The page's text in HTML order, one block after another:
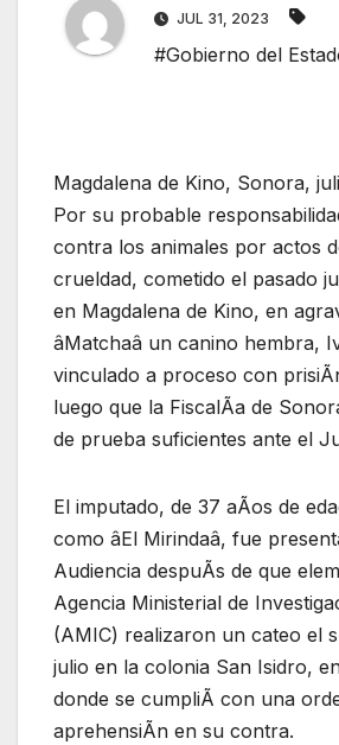
JUL 31, 2023
#Gobierno del
Magdalena de Kino, Sonora,
Por su probable
contra los animales por actos
crueldad, cometido el pasado
en Magdalena de Kino, en
âMatchaâ un canino hembra,
vinculado a proceso con
luego que la FiscalÃa de
de prueba suficientes ante el
El imputado, de 37 aÃos de
como âEl Mirindaâ, fue
Audiencia despuÃs de que
Agencia Ministerial de
(AMIC) realizaron un cateo el
julio en la colonia San Isidro,
donde se cumpliÃ con una
aprehensiÃn en su contra.